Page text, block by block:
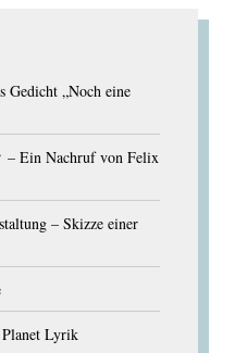
„Noch eine
– Ein Nachruf von Felix
– Skizze einer
Lyrik